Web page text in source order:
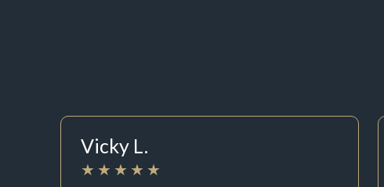
Vicky L.